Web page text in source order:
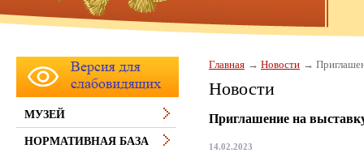
Главная Новости
Новости
Приглашение на
14.02.2023
МУЗЕЙ
НОРМАТИВНАЯ БАЗА